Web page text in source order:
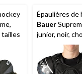
tailles
Épaulières de
Bauer
junior, noir,